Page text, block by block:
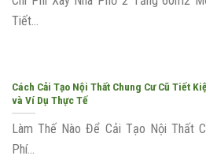
Tiết...
Cách Cải Tạo Nội Thất Chung Cư Cũ Tiết
và Ví Dụ Thực Tế
Làm Thế Nào Để Cải Tạo Nội Thất
Phí...